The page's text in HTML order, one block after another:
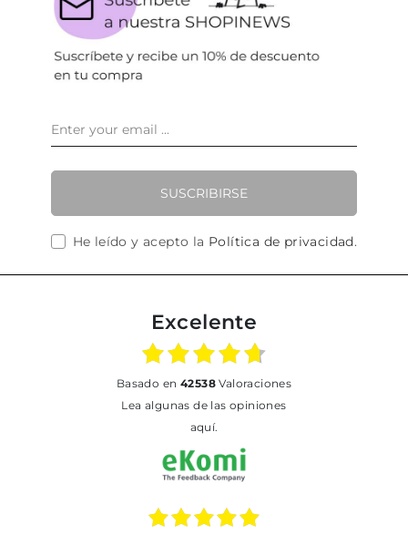
SUSCRIBIRSE
He leído y acepto la Política de privacidad.
Excelente
basado en 42538Valoraciones
Lea algunas de las opiniones
aquí.